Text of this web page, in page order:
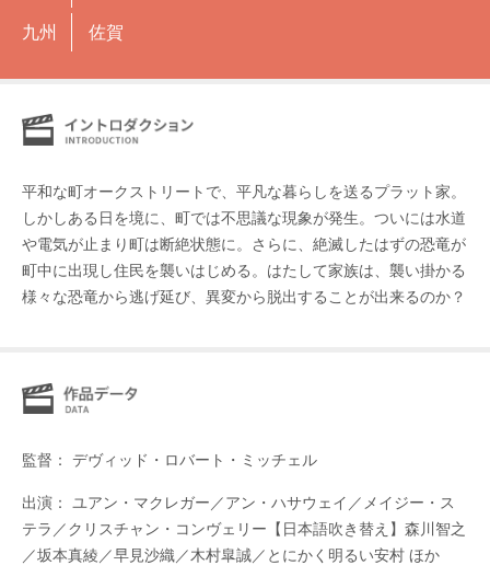
九州 佐賀
平和な町オークストリートで、平凡な暮らしを送るプラット家。
しかしある日を境に、町では不思議な現象が発生。ついには水道
や電気が止まり町は断絶状態に。さらに、絶滅したはずの恐竜が
町中に出現し住民を襲いはじめる。はたして家族は、襲い掛かる
様々な恐竜から逃げ延び、異変から脱出することが出来るのか？
監督： デヴィッド・ロバート・ミッチェル
出演： ユアン・マクレガー／アン・ハサウェイ／メイジー・ス
テラ／クリスチャン・コンヴェリー【日本語吹き替え】森川智之
／坂本真綾／早見沙織／木村皐誠／とにかく明るい安村 ほか